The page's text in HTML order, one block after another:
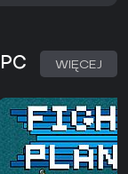
WIĘCEJ